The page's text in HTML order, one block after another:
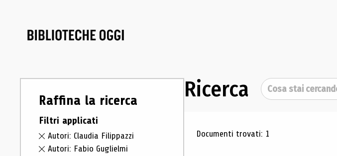
Raffina la ricerca
Filtri applicati
Autori: Claudia Filippazzi
Autori: Fabio Guglielmi
Ricerca Cerca
Risultati di ricerca
Documenti trovati: 1